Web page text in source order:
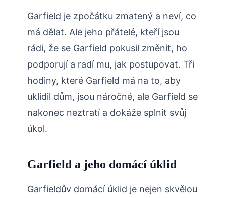
Garfield je zpočátku zmatený a neví, co
má dělat. Ale jeho přátelé, kteří jsou
rádi, že se Garfield pokusil změnit, ho
podporují a radí mu, jak postupovat. Tři
hodiny, které Garfield má na to, aby
uklidil dům, jsou náročné, ale Garfield se
nakonec neztratí a dokáže splnit svůj
úkol.
Garfield a jeho domácí úklid
Garfieldův domácí úklid je nejen skvělou